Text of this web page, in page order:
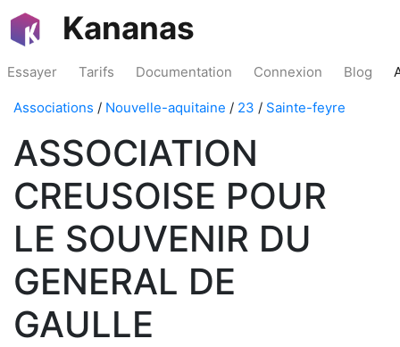
Kananas
Essayer Tarifs Documentation Connexion Blog
Associations / Nouvelle-aquitaine / 23 / Sainte-feyre
ASSOCIATION
CREUSOISE POUR
LE SOUVENIR DU
GENERAL DE
GAULLE